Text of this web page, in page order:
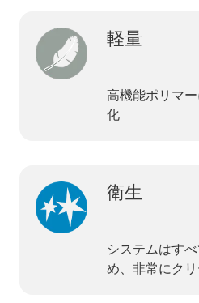
軽量
高機能ポリマ
化
衛生
システムはす
め、非常にク